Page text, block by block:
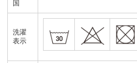
国
洗濯
表示